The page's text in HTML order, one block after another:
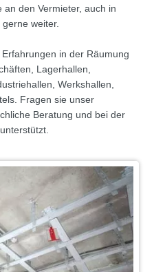
den Vermieter, auch in
weiter.
in der Räumung
Lagerhallen,
Werkshallen,
Fragen sie unser
Beratung und bei der